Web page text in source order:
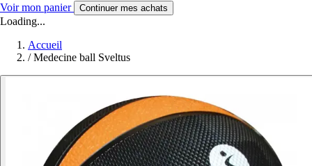
Voir mon panier Continuer mes achats
Loading...
Accueil
/ Medecine ball Sveltus